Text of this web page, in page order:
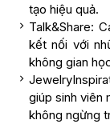
tạo hiệu quả.
Talk&Share:
kết nối với
không gian
giúp sinh viên
không ngừng